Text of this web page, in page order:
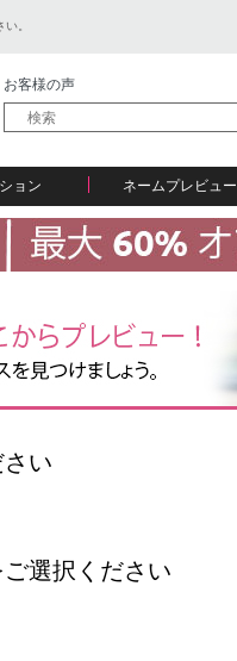
。
お客様の声
ョン
ネームプレビュー
い
選択ください